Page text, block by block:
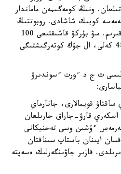
ونىڭ كومەگىمەن ماماندار
كوبىك شاشادى. روبوتتىڭ
جىلدامدىعى ساعاتىنا 10 شاقىرىم. سۋ بۇركۋ قاشىقتىعى 100
مەتردەن اسادى. سالماعى 480 كەلى، ال جۇك كوتەرگىشتىگى
ت ج د ءورت ءسوندىرۋ
قويمالارى، جانارماي
اسكەري قارۋ-جاراق جارىلعان
ءۇشىن وسى تەحنيكانى
ايىنان باستاپ سىناقتان
قازىر جاۋىنگەرلىك ەسەپتە